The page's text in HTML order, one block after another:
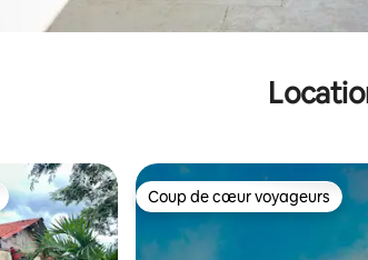
Coup de cœur voyageurs
Coup de cœur voyageurs